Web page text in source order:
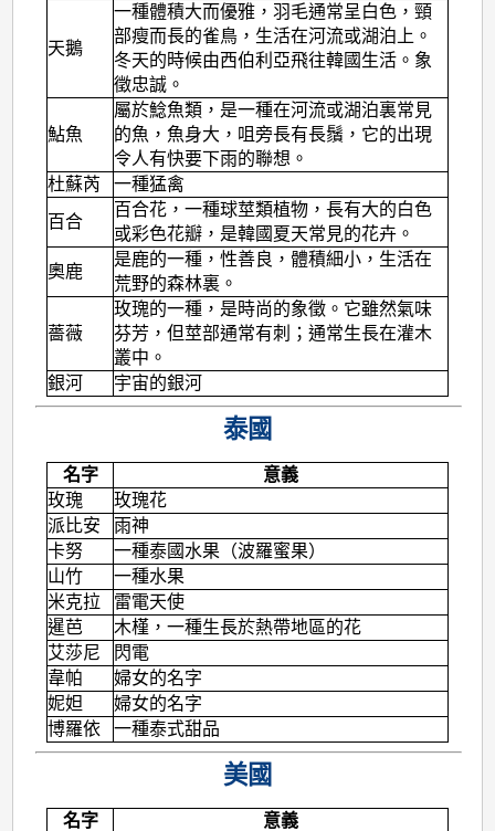
天鵝
一種體積大而優雅，羽毛通常呈白色，頸
部瘦而長的雀鳥，生活在河流或湖泊上。
冬天的時候由西伯利亞飛往韓國生活。象
徵忠誠。
鮎魚
屬於鯰魚類，是一種在河流或湖泊裏常見
的魚，魚身大，咀旁長有長鬚，它的出現
令人有快要下雨的聯想。
杜蘇芮
一種猛禽
百合
百合花，一種球莖類植物，長有大的白色
或彩色花瓣，是韓國夏天常見的花卉。
奧鹿
是鹿的一種，性善良，體積細小，生活在
荒野的森林裏。
薔薇
玫瑰的一種，是時尚的象徵。它雖然氣味
芬芳，但莖部通常有刺；通常生長在灌木
叢中。
銀河
宇宙的銀河
泰國
名字
意義
玫瑰
玫瑰花
派比安
雨神
卡努
一種泰國水果（波羅蜜果）
山竹
一種水果
米克拉
雷電天使
暹芭
木槿，一種生長於熱帶地區的花
艾莎尼
閃電
韋帕
婦女的名字
妮妲
婦女的名字
博羅依
一種泰式甜品
美國
名字
意義